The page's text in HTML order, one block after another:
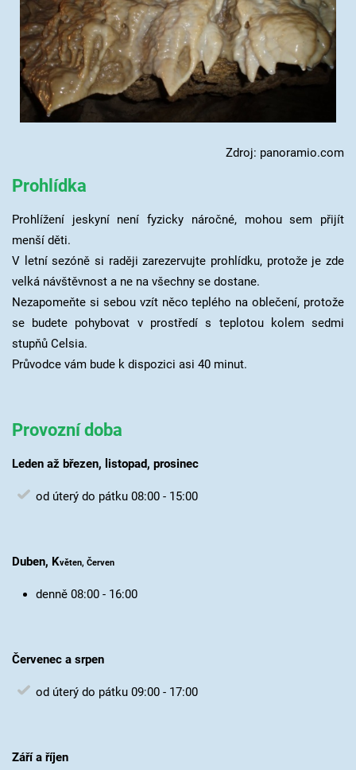
Zdroj: panoramio.com
Prohlídka
Prohlížení jeskyní není fyzicky náročné, mohou sem přijít
menší děti.
V letní sezóně si raději zarezervujte prohlídku, protože je zde
velká návštěvnost a ne na všechny se dostane.
Nezapomeňte si sebou vzít něco teplého na oblečení, protože
se budete pohybovat v prostředí s teplotou kolem sedmi
stupňů Celsia.
Průvodce vám bude k dispozici asi 40 minut.
Provozní doba
Leden až březen, listopad, prosinec
od úterý do pátku 08:00 - 15:00
Duben, Květen, Červen
denně 08:00 - 16:00
Červenec a srpen
od úterý do pátku 09:00 - 17:00
Září a říjen